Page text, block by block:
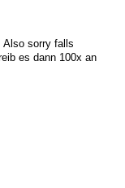
sorry falls
es dann 100x an